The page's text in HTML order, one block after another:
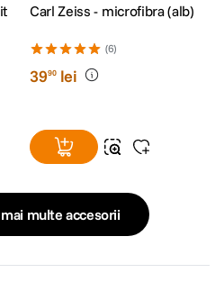
Carl Zeiss - microfibra (alb)
(6)
3990 lei
multe accesorii